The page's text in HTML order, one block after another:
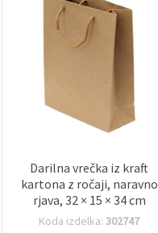
Darilna vrečka iz kraft
kartona z ročaji, naravno
rjava, 32 × 15 × 34 cm
Koda izdelka:302747